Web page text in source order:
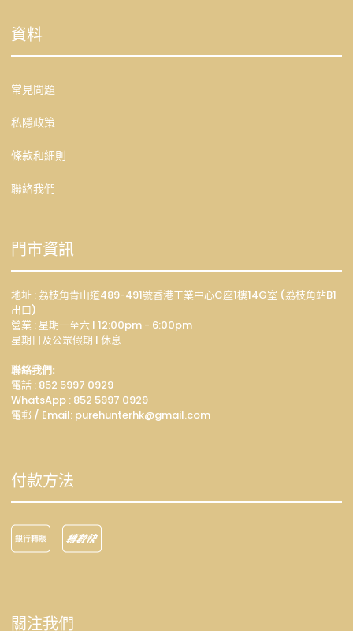
資料
常見問題
私隱政策
條款和細則
聯絡我們
門市資訊
地址 : 荔枝角青山道489-491號香港工業中心C座1樓14G室 (荔枝角站B1
出口)
營業 : 星期一至六 | 12:00pm - 6:00pm
星期日及公眾假期 | 休息
聯絡我們:
電話 : 852 5997 0929
WhatsApp : 852 5997 0929
電郵 / Email: purehunterhk@gmail.com
付款方法
關注我們